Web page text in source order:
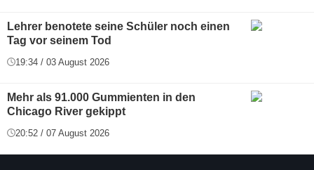
Lehrer benotete seine Schüler noch einen
Tag vor seinem Tod
19:34 / 03 August 2026
Mehr als 91.000 Gummienten in den
Chicago River gekippt
20:52 / 07 August 2026